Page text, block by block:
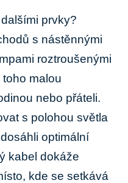
prvky?
s nástěnnými
roztroušenými
malou
nebo přáteli.
s polohou světla
optimální
kabel dokáže
kde se setkává